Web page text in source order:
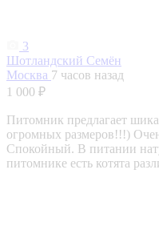
3
Шотландский Семён
Москва 7 часов назад
1 000 ₽
Питомник предлагает
огромных размеров!!!)
Спокойный. В питании
питомнике есть котята